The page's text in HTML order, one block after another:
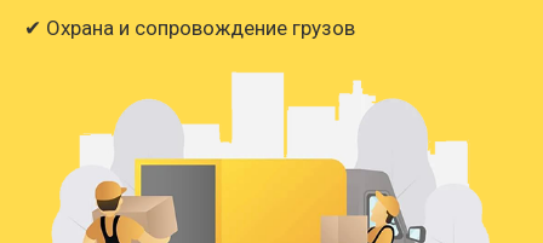
✔ Охрана и сопровождение грузов